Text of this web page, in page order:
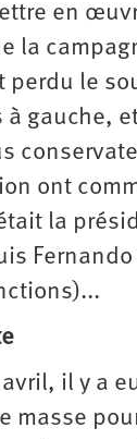
en
la
perdu le
gauche,
ont
la
Fernando
avril, il y a
masse